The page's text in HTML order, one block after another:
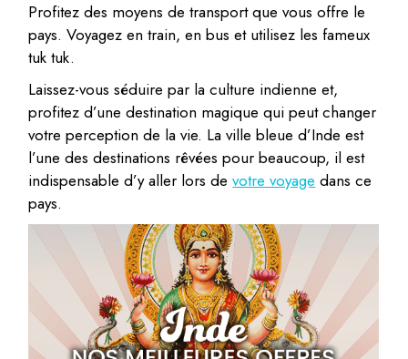
Profitez des moyens de transport que vous offre le
pays. Voyagez en train, en bus et utilisez les fameux
tuk tuk.
Laissez-vous séduire par la culture indienne et,
profitez d’une destination magique qui peut changer
votre perception de la vie. La ville bleue d’Inde est
l’une des destinations rêvées pour beaucoup, il est
indispensable d’y aller lors devotre voyage dans ce
pays.